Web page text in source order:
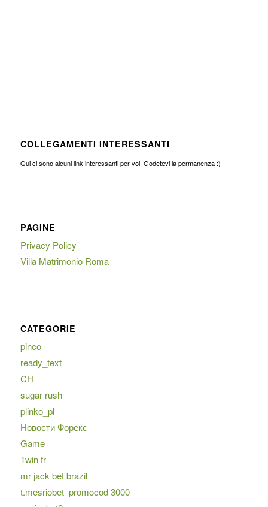
COLLEGAMENTI INTERESSANTI
Qui ci sono alcuni link interessanti per voi! Godetevi la permanenza :)
PAGINE
Privacy Policy
Villa Matrimonio Roma
CATEGORIE
pinco
ready_text
CH
sugar rush
plinko_pl
Новости Форекс
Game
1win fr
mr jack bet brazil
t.mesriobet_promocod 3000